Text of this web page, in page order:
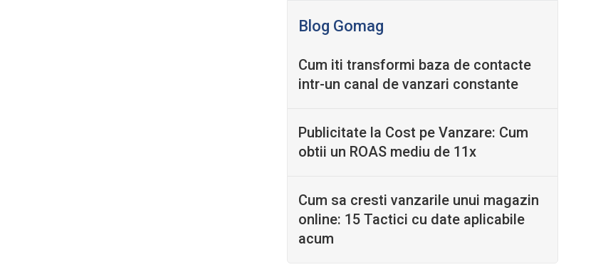
Blog Gomag
Cum iti transformi baza de contacte
intr-un canal de vanzari constante
Publicitate la Cost pe Vanzare: Cum
obtii un ROAS mediu de 11x
Cum sa cresti vanzarile unui magazin
online: 15 Tactici cu date aplicabile
acum